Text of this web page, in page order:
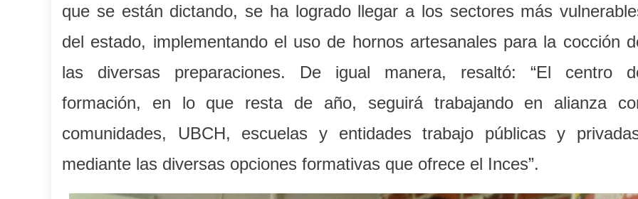
que se están dictando, se ha logrado llegar a los sectores más
del estado, implementando el uso de hornos artesanales para la cocción
las diversas preparaciones. De igual manera, resaltó: “El centro
formación, en lo que resta de año, seguirá trabajando en alianza
comunidades, UBCH, escuelas y entidades trabajo públicas y
mediante las diversas opciones formativas que ofrece el Inces”.